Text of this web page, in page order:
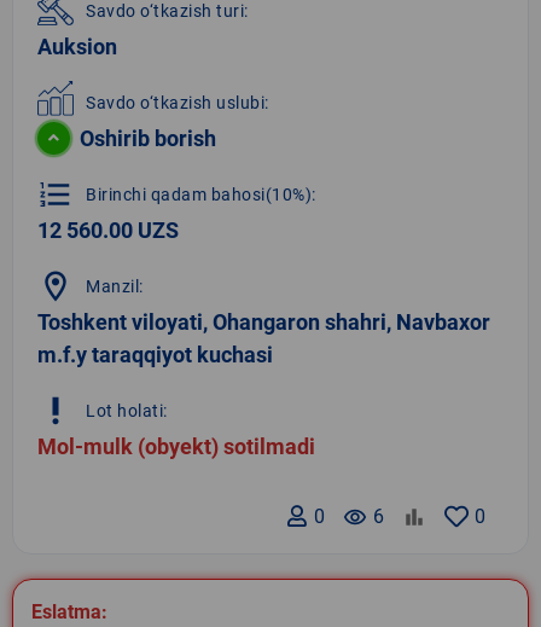
Savdo o‘tkazish turi:
Auksion
Savdo o‘tkazish uslubi:
Oshirib borish
format_list_numbered Birinchi qadam bahosi(10%):
12 560.00 UZS
location_on Manzil:
Toshkent viloyati, Ohangaron shahri, Navbaxor
m.f.y taraqqiyot kuchasi
priority_high Lot holati:
Mol-mulk (obyekt) sotilmadi
0
remove_red_eye 6
0
Eslatma: